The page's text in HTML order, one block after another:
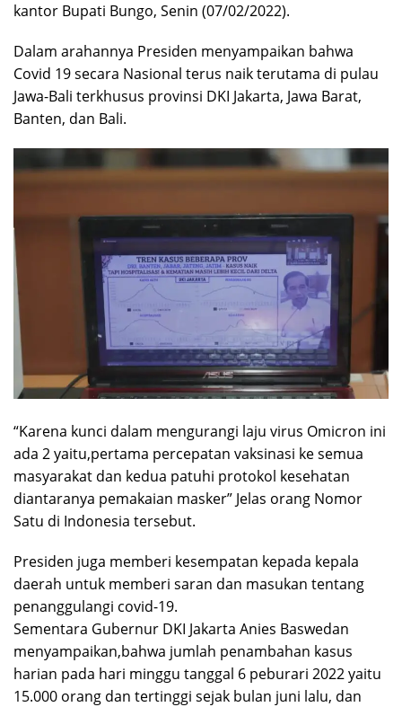
kantor Bupati Bungo, Senin (07/02/2022).
Dalam arahannya Presiden menyampaikan bahwa
Covid 19 secara Nasional terus naik terutama di pulau
Jawa-Bali terkhusus provinsi DKI Jakarta, Jawa Barat,
Banten, dan Bali.
“Karena kunci dalam mengurangi laju virus Omicron ini
ada 2 yaitu,pertama percepatan vaksinasi ke semua
masyarakat dan kedua patuhi protokol kesehatan
diantaranya pemakaian masker” Jelas orang Nomor
Satu di Indonesia tersebut.
Presiden juga memberi kesempatan kepada kepala
daerah untuk memberi saran dan masukan tentang
penanggulangi covid-19.
Sementara Gubernur DKI Jakarta Anies Baswedan
menyampaikan,bahwa jumlah penambahan kasus
harian pada hari minggu tanggal 6 peburari 2022 yaitu
15.000 orang dan tertinggi sejak bulan juni lalu, dan